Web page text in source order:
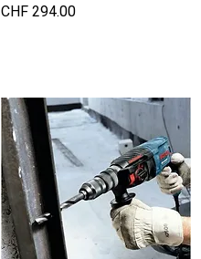
Preis
CHF 294.00